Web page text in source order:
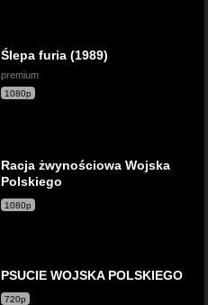
Ślepa furia (1989)
premium
1080p
Racja żwynościowa Wojska
Polskiego
1080p
PSUCIE WOJSKA POLSKIEGO
720p